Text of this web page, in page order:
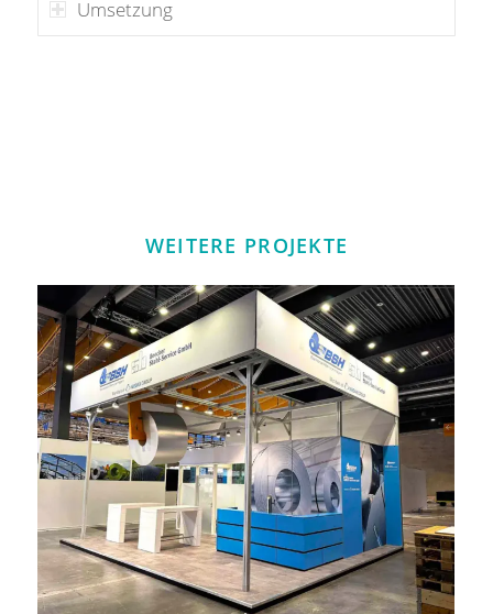
Umsetzung
WEITERE PROJEKTE